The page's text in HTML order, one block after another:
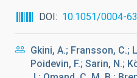
DOI
10.1051/0004-
Gkini, A.; Fransson, C.;
Poidevin, F.; Sarin, N.;